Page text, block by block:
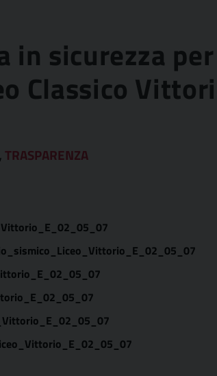
in sicurezza
Classico
,TRASPARENZA